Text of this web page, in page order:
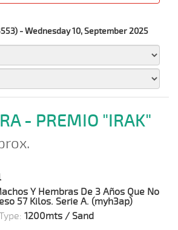
- Wednesday 10, September 2025
- PREMIO "IRAK"
Y Hembras De 3 Años Que No
57 Kilos. Serie A. (myh3ap)
1200mts / Sand